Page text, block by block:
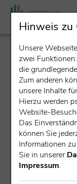
detail
Für die
werden.
Hinweis zu
Unsere
zwei
die
Zum anderen
unsere Inhalte
Hierzu werden
Website-
Das
können Sie
Informationen
Sie in unserer
Impressum.